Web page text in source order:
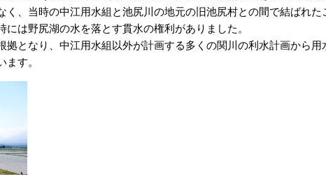
、当時の中江用水組と池尻川の地元の旧池尻村との間で結ばれた
は野尻湖の水を落とす貫水の権利がありました。
となり、中江用水組以外が計画する多くの関川の利水計画から用
す。